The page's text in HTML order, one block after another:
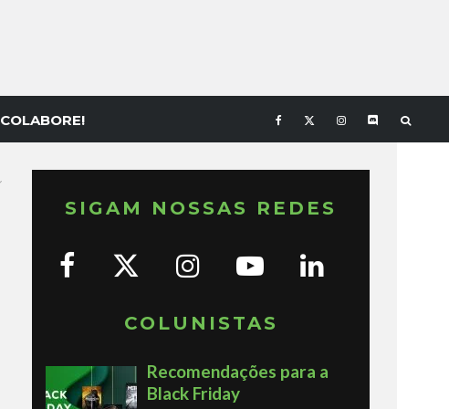
COLABORE!
SIGAM NOSSAS REDES
COLUNISTAS
Recomendações para a
Black Friday